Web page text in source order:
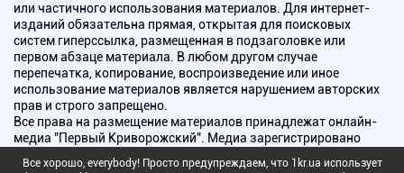
или частичного использования материалов. Для интернет-
изданий обязательна прямая, открытая для поисковых
систем гиперссылка, размещенная в подзаголовке или
первом абзаце материала. В любом другом случае
перепечатка, копирование, воспроизведение или иное
использование материалов является нарушением авторских
прав и строго запрещено.
Все права на размещение материалов принадлежат онлайн-
медиа "Первый Криворожский". Медиа зарегистрировано
Все хорошо, everybody! Просто предупреждаем, что 1kr.ua использует